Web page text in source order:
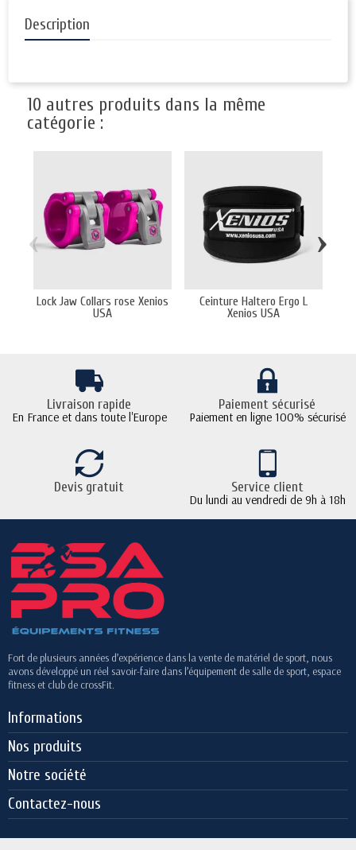
Description
10 autres produits dans la même
catégorie :
Lock Jaw Collars rose Xenios
USA
Ceinture Haltero Ergo L
Xenios USA
‹ ›
Livraison rapide
En France et dans toute l'Europe
Paiement sécurisé
Paiement en ligne 100% sécurisé
Devis gratuit Service client
Du lundi au vendredi de 9h à 18h
Fort de plusieurs années d’expérience dans la vente de matériel de sport, nous
avons développé un réel savoir-faire dans l’équipement de salle de sport, espace
fitness et club de crossFit.
Informations
Nos produits
Notre société
Contactez-nous